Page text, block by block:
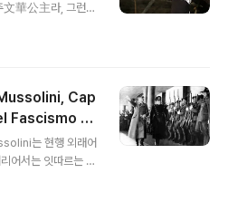
文華公主라, 그런대
, 대가야는 신라에
연 관심이 없이 오로
소문이 나니, 쫄개
다함이란 어린 친
이런 칼잽이 성향
하나로 똘똘 뭉친 사
세종世宗이라는 사
Cap
Fascismo e
는 현행 외래어
어서는 잇따르는 자
권한 이후 칭호는 이